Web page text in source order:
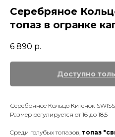
Серебряное
топаз в огранке
6 890 р.
Серебряное Кольцо Китёнок
Размер регулируется от 16 до 18,5
Cpeди гoлyбых тoпaзoв, тoпaз